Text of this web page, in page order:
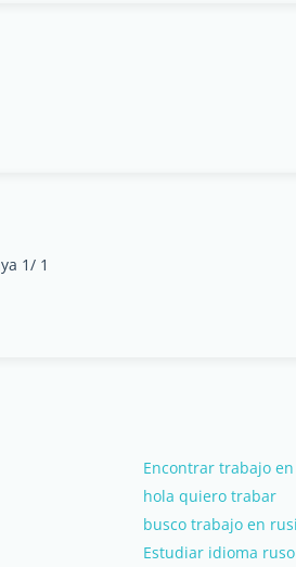
1/ 1
Encontrar trabajo en
hola quiero trabar
busco trabajo en
Estudiar idioma